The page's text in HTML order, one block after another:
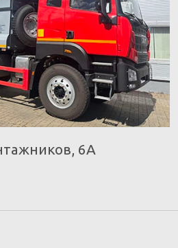
6А